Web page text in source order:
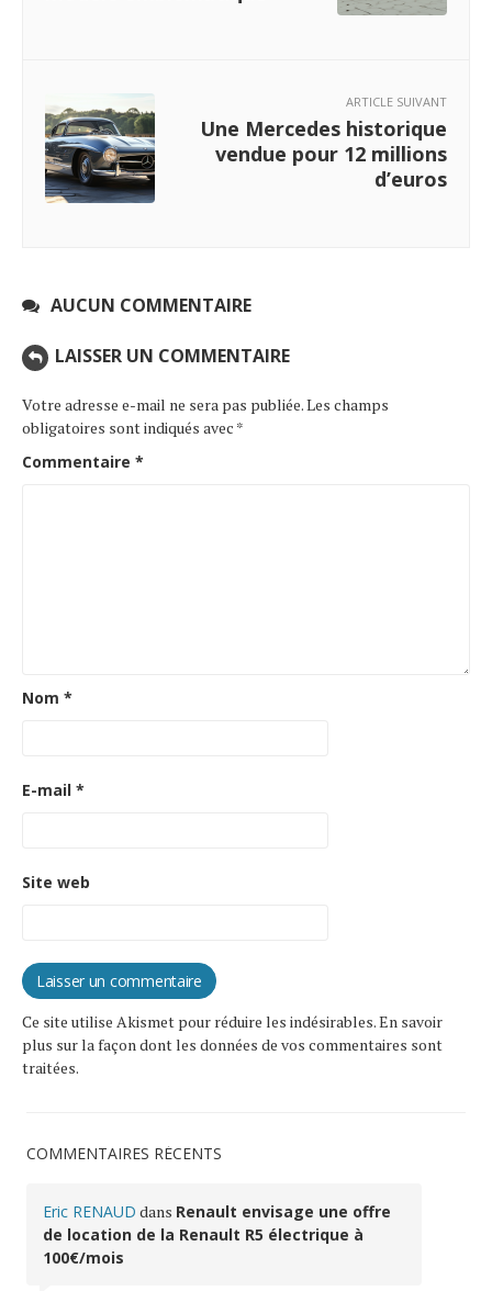
ARTICLE SUIVANT
Une Mercedes historique
vendue pour 12 millions
d’euros
AUCUN COMMENTAIRE
LAISSER UN COMMENTAIRE
Votre adresse e-mail ne sera pas publiée.Les champs
obligatoires sont indiqués avec *
Commentaire *
Nom *
E-mail *
Site web
Ce site utilise Akismet pour réduire les indésirables.En savoir
plus sur la façon dont les données de vos commentaires sont
traitées.
COMMENTAIRES RÉCENTS
Eric RENAUD dans Renault envisage une offre
de location de la Renault R5 électrique à
100€/mois